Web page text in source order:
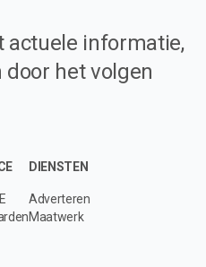
actuele informatie,
het volgen
DIENSTEN
Adverteren
Maatwerk